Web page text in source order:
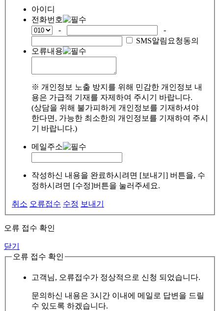
아이디
전화번호
-
-
SMS알림요청동의
오류내용
※ 개인정보 노출 방지를 위해 민감한 개인정보 내
용은 가급적 기재를 자제하여 주시기 바랍니다.
(상담을 위해 불가피하게 개인정보를 기재하셔야
한다면, 가능한 최소한의 개인정보를 기재하여 주시
기 바랍니다.)
메일주소
작성하신 내용을 완료하시려면 [보내기] 버튼을, 수
정하시려면 [수정]버튼을 눌러주세요.
취소 오류접수 수정 보내기
오류 접수 확인
닫기
오류 접수 확인
고객님, 오류접수가 정상적으로 신청 되었습니다.
문의하신 내용은 3시간 이내에 메일로 답변을 드릴
수 있도록 하겠습니다.